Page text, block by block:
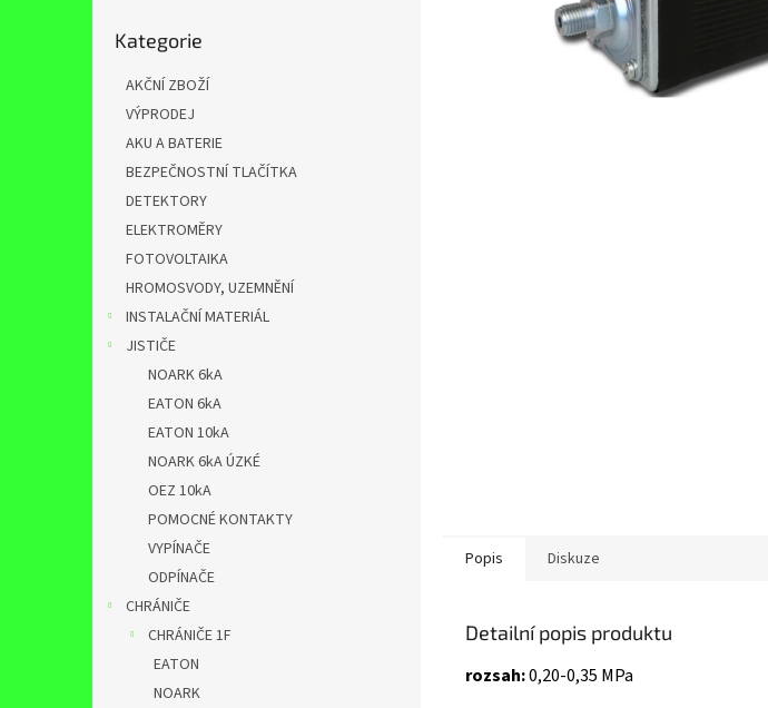
kategorie
Kategorie
AKČNÍ ZBOŽÍ
VÝPRODEJ
AKU A BATERIE
BEZPEČNOSTNÍ TLAČÍTKA
DETEKTORY
ELEKTROMĚRY
FOTOVOLTAIKA
HROMOSVODY, UZEMNĚNÍ
INSTALAČNÍ MATERIÁL
JISTIČE
NOARK 6kA
EATON 6kA
EATON 10kA
NOARK 6kA ÚZKÉ
OEZ 10kA
POMOCNÉ KONTAKTY
VYPÍNAČE
ODPÍNAČE
CHRÁNIČE
CHRÁNIČE 1F
EATON
NOARK
Popis Diskuze
Detailní popis produktu
rozsah:0,20-0,35 MPa